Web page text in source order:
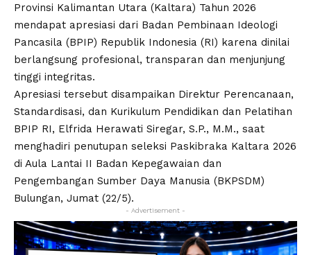
Provinsi Kalimantan Utara (Kaltara) Tahun 2026
mendapat apresiasi dari Badan Pembinaan Ideologi
Pancasila (BPIP) Republik Indonesia (RI) karena dinilai
berlangsung profesional, transparan dan menjunjung
tinggi integritas.
Apresiasi tersebut disampaikan Direktur Perencanaan,
Standardisasi, dan Kurikulum Pendidikan dan Pelatihan
BPIP RI, Elfrida Herawati Siregar, S.P., M.M., saat
menghadiri penutupan seleksi Paskibraka Kaltara 2026
di Aula Lantai II Badan Kepegawaian dan
Pengembangan Sumber Daya Manusia (BKPSDM)
Bulungan, Jumat (22/5).
- Advertisement -